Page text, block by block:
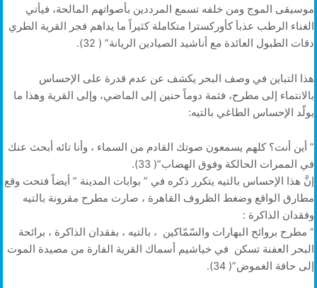
موسيقى الموج ومن خلفه تسمع المرددين بأصواتهم المالحة، فيأتي
الغناء الرطب عذباَ كأوركسترا متكاملة كثيراً ما يداهم فجر القرية الطري
دقات الطبول العائدة مع أناشيد الصيادين الريانة” ( 32).
هذا التباين في وصف البحر يكشف عن عدم قدرة على الإحساس
بالانتماء إلى مطرح، فثمة دوماً حنين إلى الماضي، وإلى القرية وهذا ما
يولّد الإحساس الطاغي بالتيه:
” أين أنت؟ كلهم يسمعون صوتك القادم من السماء ، وأنا تائه أبحث عنك
في الممرات الحالكة وفوق الهضاب”( 33).
إنَّ هذا الإحساس بالتيه يتكرر ذكره في ” بوابات المدينة ” أيضاً فتحت وقع
مطارق الواقع وضغط الظروف القاهرة ، صارت مطرح مقرونة بالتيه
وفقدان الذاكرة :
” مطرح بروائح البهارات والسّمّاكين ، بالتيه ، بفقدان الذاكرة ، برائحة
البحر العفنة تسكن في خياشيم أسماك القرية الفارة من مصيدة الموت
إلى حافة الغموض”( 34).